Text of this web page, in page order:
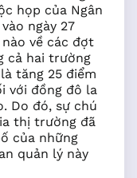
họp của Ngân
ngày 27
về các đợt
cả hai trường
tăng 25 điểm
với đồng đô la
Do đó, sự chú
thị trường đã
của những
quản lý này